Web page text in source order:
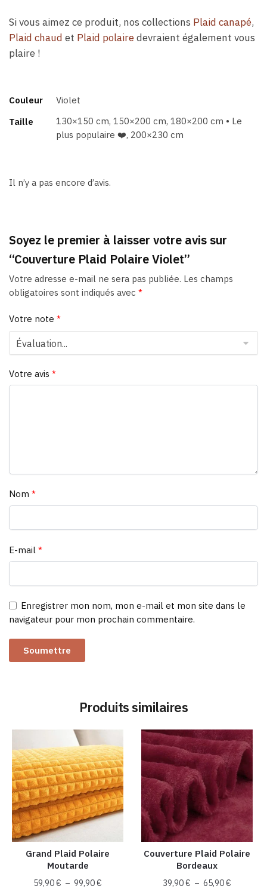
Si vous aimez ce produit, nos collections Plaid canapé,
Plaid chaud et Plaid polairedevraient également vous
plaire !
Couleur
Violet
Taille
130×150 cm, 150×200 cm, 180×200 cm • Le
plus populaire ❤️, 200×230 cm
Il n’y a pas encore d’avis.
Soyez le premier à laisser votre avis sur
“Couverture Plaid Polaire Violet”
Votre adresse e-mail ne sera pas publiée. Les champs
obligatoires sont indiqués avec *
Votre note *
Votre avis *
Nom *
E-mail *
Enregistrer mon nom, mon e-mail et mon site dans le
navigateur pour mon prochain commentaire.
Produits similaires
Grand Plaid Polaire
Moutarde
59,90€ – 99,90€
Couverture Plaid Polaire
Bordeaux
39,90€ – 65,90€